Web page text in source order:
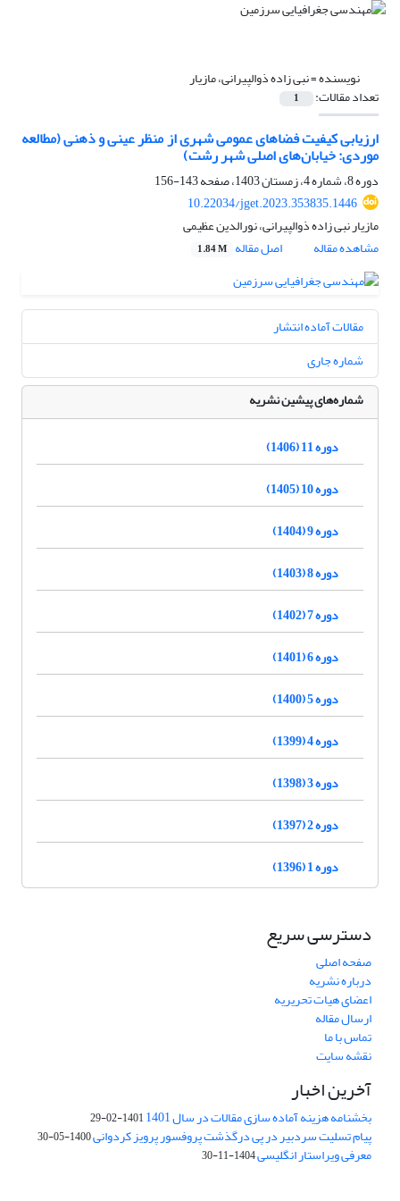
نویسنده =نبی زاده ذوالپیرانی، مازیار
تعداد مقالات: 1
ارزیابی کیفیت فضاهای عمومی شهری از منظر عینی و ذهنی (مطالعه
موردی: خیابان‌های اصلی شهر رشت)
دوره 8، شماره 4، زمستان 1403، صفحه
143-156
10.22034/jget.2023.353835.1446
مازیار نبی زاده ذوالپیرانی، نورالدین عظیمی
مشاهده مقاله
اصل مقاله 1.84 M
مقالات آماده انتشار
شماره جاری
شماره‌های پیشین نشریه
دوره 11 (1406)
دوره 10 (1405)
دوره 9 (1404)
دوره 8 (1403)
دوره 7 (1402)
دوره 6 (1401)
دوره 5 (1400)
دوره 4 (1399)
دوره 3 (1398)
دوره 2 (1397)
دوره 1 (1396)
دسترسی سریع
صفحه اصلی
درباره نشریه
اعضای هیات تحریریه
ارسال مقاله
تماس با ما
نقشه سایت
آخرین اخبار
بخشنامه هزینه آماده سازی مقالات در سال 1401 1401-02-29
پیام تسلیت سردبیر در پی درگذشت پروفسور پرویز کردوانی1400-05-30
معرفی ویراستار انگلیسی1404-11-30